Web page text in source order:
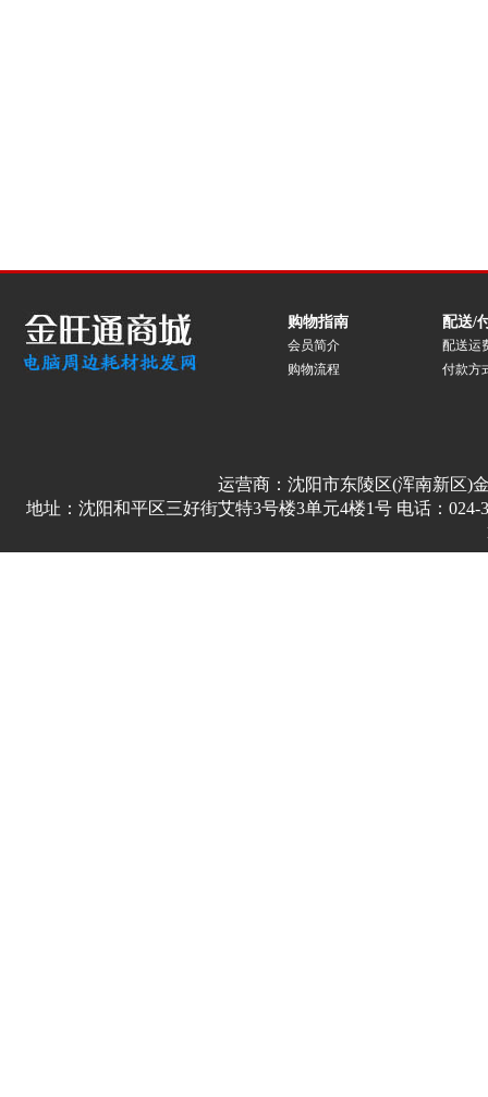
购物指南
会员简介
购物流程
配送/
配送运
付款方
运营商：沈阳市东陵区(浑南新区)
地址：沈阳和平区三好街艾特3号楼3单元4楼1号 电话：024-